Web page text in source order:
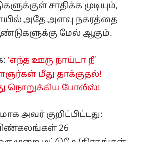
சாதிக்க முடியும்,
அதே அளவு நகரத்தை
மேல் ஆகும்.
‛எந்த ஊரு நாய்டா நீ’
மீது தாக்குதல்!
நொறுக்கிய போலீஸ்!
அவர் குறிப்பிட்டது:
26